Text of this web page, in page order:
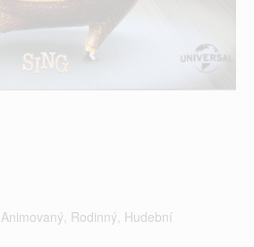
Animovaný, Rodinný, Hudební